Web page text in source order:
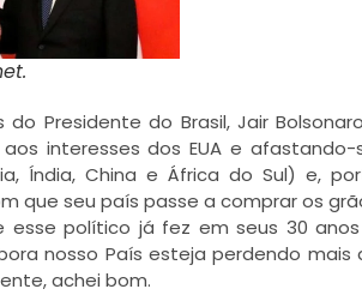
Presidente do Brasil, Jair
interesses dos EUA e
Índia, China e África do Sul) e,
que seu país passe a comprar os
esse político já fez em seus 30
nosso País esteja perdendo
achei bom.